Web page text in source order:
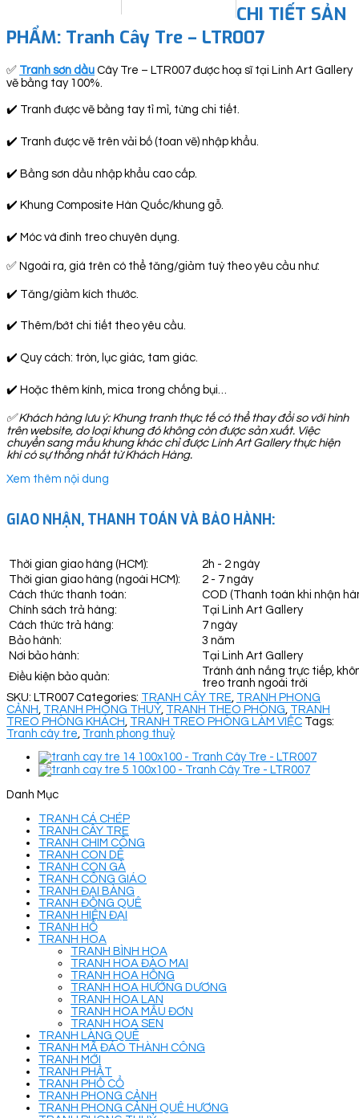
CHI TIẾT SẢN
PHẨM: Tranh Cây Tre – LTR007
✅ Tranh sơn dầu Cây Tre – LTR007 được hoạ sĩ tại Linh Art Gallery
vẽ bằng tay 100%.
✔️ Tranh được vẽ bằng tay tỉ mỉ, từng chi tiết.
✔️ Tranh được vẽ trên vải bố (toan vẽ) nhập khẩu.
✔️ Bằng sơn dầu nhập khẩu cao cấp.
✔️ Khung Composite Hàn Quốc/khung gỗ.
✔️ Móc và đinh treo chuyên dụng.
✅ Ngoài ra, giá trên có thể tăng/giảm tuỳ theo yêu cầu như:
✔️ Tăng/giảm kích thước.
✔️ Thêm/bớt chi tiết theo yêu cầu.
✔️ Quy cách: tròn, lục giác, tam giác.
✔️ Hoặc thêm kính, mica trong chống bụi…
✅Khách hàng lưu ý: Khung tranh thực tế có thể thay đổi so với hình
trên website, do loại khung đó không còn được sản xuất. Việc
chuyển sang mẫu khung khác chỉ được Linh Art Gallery thực hiện
khi có sự thống nhất từ Khách Hàng.
Xem thêm nội dung
GIAO NHẬN, THANH TOÁN VÀ BẢO HÀNH:
Thời gian giao hàng (HCM):
2h - 2 ngày
Thời gian giao hàng (ngoài HCM):
2 - 7 ngày
Cách thức thanh toán:
COD (Thanh toán khi nhận
Chính sách trả hàng:
Tại Linh Art Gallery
Cách thức trả hàng:
7 ngày
Bảo hành:
3 năm
Nơi bảo hành:
Tại Linh Art Gallery
Điều kiện bảo quản:
Tránh ánh nắng trực tiếp,
treo tranh ngoài trời
SKU: LTR007 Categories: TRANH CÂY TRE TRANH PHONG
CẢNH TRANH PHONG THUỶ TRANH THEO PHÒNG TRANH
TREO PHÒNG KHÁCH TRANH TREO PHÒNG LÀM VIỆC Tags:
Tranh cây tre Tranh phong thuỷ
Danh Mục
TRANH CÁ CHÉP
TRANH CÂY TRE
TRANH CHIM CÔNG
TRANH CON DÊ
TRANH CON GÀ
TRANH CÔNG GIÁO
TRANH ĐẠI BÀNG
TRANH ĐỒNG QUÊ
TRANH HIỆN ĐẠI
TRANH HỔ
TRANH HOA
TRANH BÌNH HOA
TRANH HOA ĐÀO MAI
TRANH HOA HỒNG
TRANH HOA HƯỚNG DƯƠNG
TRANH HOA LAN
TRANH HOA MẪU ĐƠN
TRANH HOA SEN
TRANH LÀNG QUÊ
TRANH MÃ ĐÁO THÀNH CÔNG
TRANH MỚI
TRANH PHẬT
TRANH PHỐ CỔ
TRANH PHONG CẢNH
TRANH PHONG CẢNH QUÊ HƯƠNG